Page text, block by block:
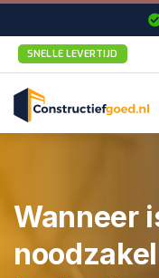
SNELLE LEVERTIJD
Wanneer